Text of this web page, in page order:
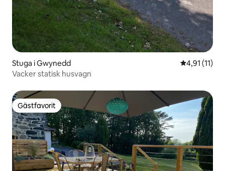
Stuga i Gwynedd 4,91 av 5 i
4,91 (11)
Vacker statisk husvagn
Gästfavorit
Gästfavorit